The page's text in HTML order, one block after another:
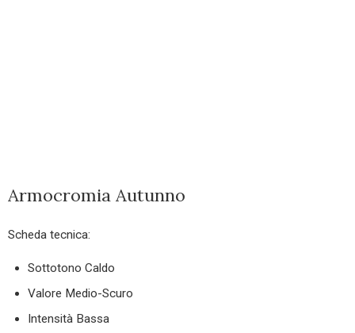
Armocromia Autunno
Scheda tecnica:
Sottotono Caldo
Valore Medio-Scuro
Intensità Bassa